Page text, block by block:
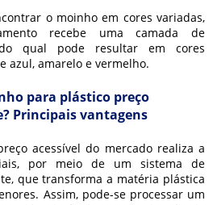
o moinho em cores variadas,
recebe uma camada de
qual pode resultar em cores
azul, amarelo e vermelho.
para plástico preço
Principais vantagens
acessível do mercado realiza a
por meio de um sistema de
que transforma a matéria plástica
Assim, pode-se processar um